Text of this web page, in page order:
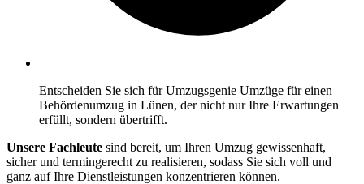
Entscheiden Sie sich für Umzugsgenie Umzüge für einen
Behördenumzug in Lünen, der nicht nur Ihre Erwartungen
erfüllt, sondern übertrifft.
Unsere Fachleute sind bereit, um Ihren Umzug gewissenhaft,
sicher und termingerecht zu realisieren, sodass Sie sich voll und
ganz auf Ihre Dienstleistungen konzentrieren können.